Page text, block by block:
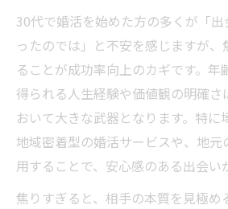
30代で婚活を始めた方の多くが「
ったのでは」と不安を感じますが
ることが成功率向上のカギです。年
得られる人生経験や価値観の明確
おいて大きな武器となります。特に
地域密着型の婚活サービスや、地
用することで、安心感のある出会い
焦りすぎると、相手の本質を見極め